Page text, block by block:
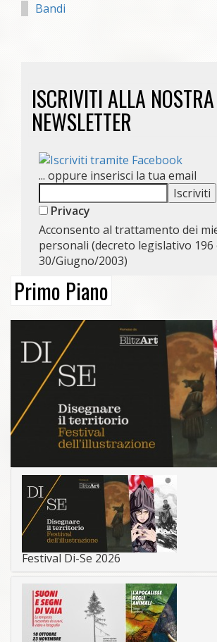
Bandi
ISCRIVITI ALLA NOSTRA
NEWSLETTER
... oppure inserisci la tua email
Privacy
Acconsento al trattamento dei
personali (decreto legislativo 196
30/Giugno/2003)
Primo Piano
Festival Di-Se 2026